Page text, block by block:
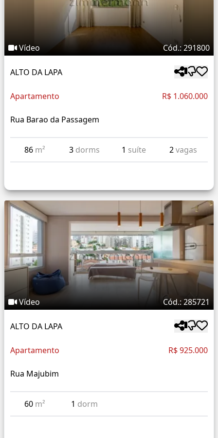
Vídeo Cód.: 291800
ALTO DA LAPA
Apartamento R$ 1.060.000
Rua Barao da Passagem
86 m² 3 dorms 1 suíte 2vagas
Vídeo Cód.: 285721
ALTO DA LAPA
Apartamento R$ 925.000
Rua Majubim
60 m² 1 dorm